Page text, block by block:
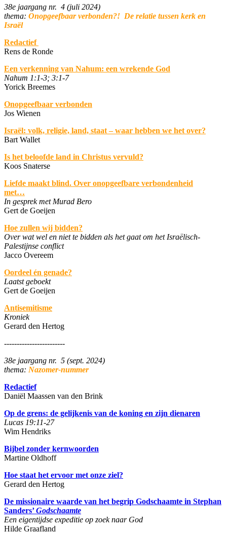
38e jaargang nr. 4 (juli 2024)
thema: Onopgeefbaar verbonden?! De relatie tussen kerk en
Israël
Redactief
Rens de Ronde
Een verkenning van Nahum: een wrekende God
Nahum 1:1-3; 3:1-7
Yorick Breemes
Onopgeefbaar verbonden
Jos Wienen
Israël: volk, religie, land, staat – waar hebben we het over?
Bart Wallet
Is het beloofde land in Christus vervuld?
Koos Snaterse
Liefde maakt blind. Over onopgeefbare verbondenheid
met…
In gesprek met Murad Bero
Gert de Goeijen
Hoe zullen wij bidden?
Over wat wel en niet te bidden als het gaat om het Israëlisch-
Palestijnse conflict
Jacco Overeem
Oordeel én genade?
Laatst geboekt
Gert de Goeijen
Antisemitisme
Kroniek
Gerard den Hertog
------------------------
38e jaargang nr. 5 (sept. 2024)
thema: Nazomer-nummer
Redactief
Daniël Maassen van den Brink
Op de grens: de gelijkenis van de koning en zijn dienaren
Lucas 19:11-27
Wim Hendriks
Bijbel zonder kernwoorden
Martine Oldhoff
Hoe staat het ervoor met onze ziel?
Gerard den Hertog
De missionaire waarde van het begrip Godschaamte in Stephan
Sanders’Godschaamte
Een eigentijdse expeditie op zoek naar God
Hilde Graafland